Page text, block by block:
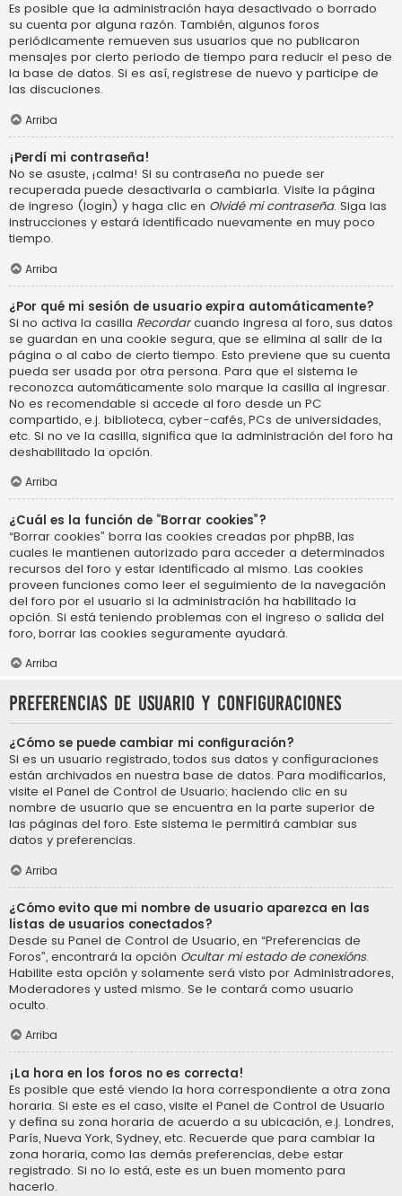
Es posible que la administración haya desactivado o borrado
su cuenta por alguna razón. También, algunos foros
periódicamente remueven sus usuarios que no publicaron
mensajes por cierto periodo de tiempo para reducir el peso de
la base de datos. Si es así, registrese de nuevo y participe de
las discuciones.
Arriba
¡Perdí mi contraseña!
No se asuste, ¡calma! Si su contraseña no puede ser
recuperada puede desactivarla o cambiarla. Visite la página
de ingreso (login) y haga clic en Olvidé mi contraseña. Siga las
instrucciones y estará identificado nuevamente en muy poco
tiempo.
Arriba
¿Por qué mi sesión de usuario expira automáticamente?
Si no activa la casilla Recordarcuando ingresa al foro, sus datos
se guardan en una cookie segura, que se elimina al salir de la
página o al cabo de cierto tiempo. Esto previene que su cuenta
pueda ser usada por otra persona. Para que el sistema le
reconozca automáticamente solo marque la casilla al ingresar.
No es recomendable si accede al foro desde un PC
compartido, e.j. biblioteca, cyber-cafés, PCs de universidades,
etc. Si no ve la casilla, significa que la administración del foro ha
deshabilitado la opción.
Arriba
¿Cuál es la función de “Borrar cookies”?
“Borrar cookies” borra las cookies creadas por phpBB, las
cuales le mantienen autorizado para acceder a determinados
recursos del foro y estar identificado al mismo. Las cookies
proveen funciones como leer el seguimiento de la navegación
del foro por el usuario si la administración ha habilitado la
opción. Si está teniendo problemas con el ingreso o salida del
foro, borrar las cookies seguramente ayudará.
Arriba
Preferencias de usuario y configuraciones
¿Cómo se puede cambiar mi configuración?
Si es un usuario registrado, todos sus datos y configuraciones
están archivados en nuestra base de datos. Para modificarlos,
visite el Panel de Control de Usuario; haciendo clic en su
nombre de usuario que se encuentra en la parte superior de
las páginas del foro. Este sistema le permitirá cambiar sus
datos y preferencias.
Arriba
¿Cómo evito que mi nombre de usuario aparezca en las
listas de usuarios conectados?
Desde su Panel de Control de Usuario, en “Preferencias de
Foros”, encontrará la opción Ocultar mi estado de conexións.
Habilite esta opción y solamente será visto por Administradores,
Moderadores y usted mismo. Se le contará como usuario
oculto.
Arriba
¡La hora en los foros no es correcta!
Es posible que esté viendo la hora correspondiente a otra zona
horaria. Si este es el caso, visite el Panel de Control de Usuario
y defina su zona horaria de acuerdo a su ubicación, e.j. Londres,
París, Nueva York, Sydney, etc. Recuerde que para cambiar la
zona horaria, como las demás preferencias, debe estar
registrado. Si no lo está, este es un buen momento para
hacerlo.